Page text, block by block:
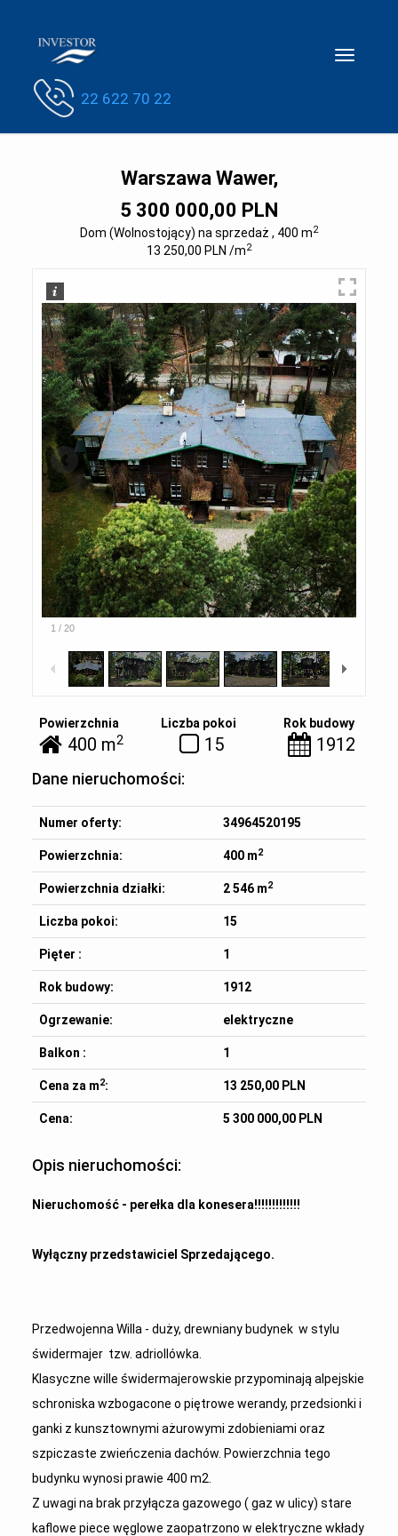
Toggle
22 622 70 22
Warszawa Wawer,
5 300 000,00 PLN
Dom (Wolnostojący) na sprzedaż , 400 m2
13 250,00 PLN /m2
1 / 20
Powierzchnia
400 m2
Liczba pokoi
15
Rok budowy
1912
Dane nieruchomości:
Numer oferty: 34964520195
Powierzchnia: 400 m2
Powierzchnia działki: 2 546 m2
Liczba pokoi: 15
Pięter : 1
Rok budowy: 1912
Ogrzewanie: elektryczne
Balkon : 1
Cena za m2: 13 250,00 PLN
Cena: 5 300 000,00 PLN
Opis nieruchomości:
Nieruchomość - perełka dla konesera!!!!!!!!!!!!!
Wyłączny przedstawiciel Sprzedającego.
Przedwojenna Willa - duży, drewniany budynek w stylu
świdermajer tzw. adriollówka.
Klasyczne wille świdermajerowskie przypominają alpejskie
schroniska wzbogacone o piętrowe werandy, przedsionki i
ganki z kunsztownymi ażurowymi zdobieniami oraz
szpiczaste zwieńczenia dachów. Powierzchnia tego
budynku wynosi prawie 400 m2.
Z uwagi na brak przyłącza gazowego ( gaz w ulicy) stare
kaflowe piece węglowe zaopatrzono w elektryczne wkłady